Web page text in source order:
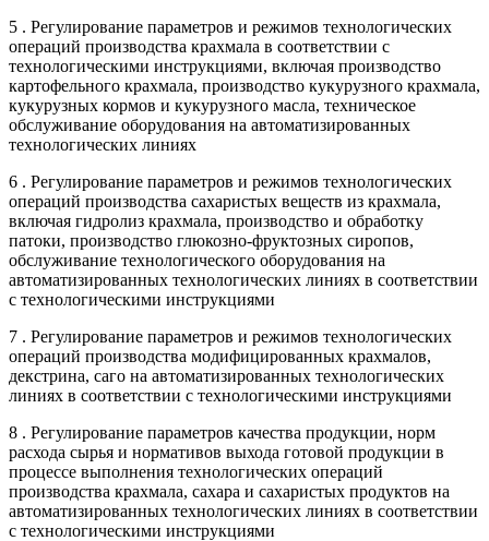
5 . Регулирование параметров и режимов технологических
операций производства крахмала в соответствии с
технологическими инструкциями, включая производство
картофельного крахмала, производство кукурузного крахмала,
кукурузных кормов и кукурузного масла, техническое
обслуживание оборудования на автоматизированных
технологических линиях
6 . Регулирование параметров и режимов технологических
операций производства сахаристых веществ из крахмала,
включая гидролиз крахмала, производство и обработку
патоки, производство глюкозно-фруктозных сиропов,
обслуживание технологического оборудования на
автоматизированных технологических линиях в соответствии
с технологическими инструкциями
7 . Регулирование параметров и режимов технологических
операций производства модифицированных крахмалов,
декстрина, саго на автоматизированных технологических
линиях в соответствии с технологическими инструкциями
8 . Регулирование параметров качества продукции, норм
расхода сырья и нормативов выхода готовой продукции в
процессе выполнения технологических операций
производства крахмала, сахара и сахаристых продуктов на
автоматизированных технологических линиях в соответствии
с технологическими инструкциями